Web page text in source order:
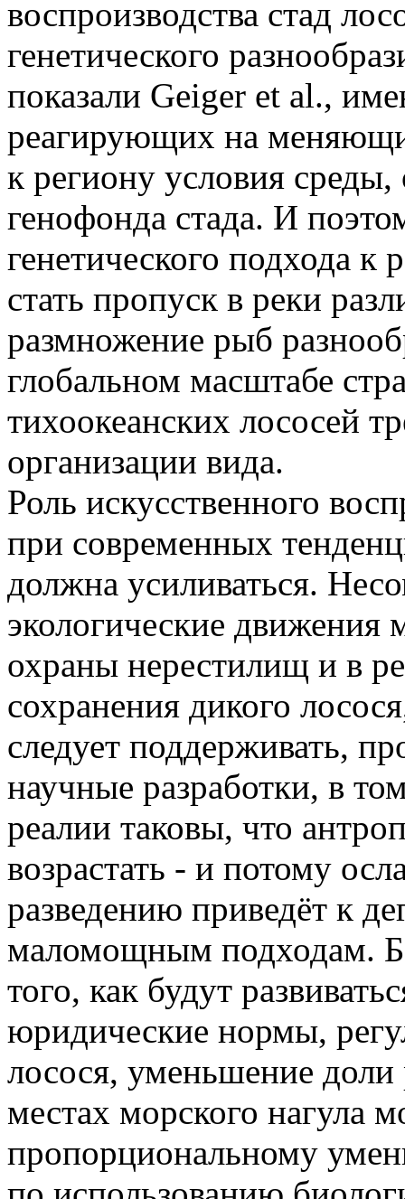
воспроизводства стад
генетического
показали Geiger et al.,
реагирующих на
к региону условия среды,
генофонда стада. И
генетического подхода к
стать пропуск в реки
размножение рыб
глобальном масштабе
тихоокеанских лососей
организации вида.
Роль искусственного
при современных
должна усиливаться.
экологические движения
охраны нерестилищ и в
сохранения дикого
следует поддерживать,
научные разработки, в
реалии таковы, что
возрастать - и потому
разведению приведёт к
маломощным подходам.
того, как будут
юридические нормы,
лосося, уменьшение доли
местах морского нагула
пропорциональному